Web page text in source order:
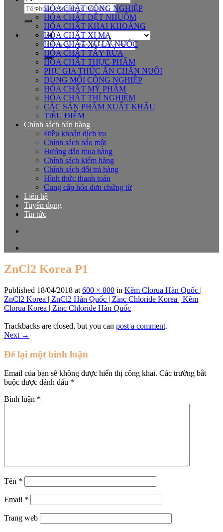
Tìm
kiếm:
Tìm
kiếm:
HÓA CHẤT CÔNG NGHIỆP
HÓA CHẤT DỆT NHUỘM
HÓA CHẤT KHAI KHOÁNG
HÓA CHẤT XI MẠ
HÓA CHẤT XỬ LÝ NƯỚC
HÓA CHẤT TẨY RỬA
HÓA CHẤT THỰC PHẨM
PHỤ GIA THỨC ĂN CHĂN NUÔI
DUNG MÔI CÔNG NGHIỆP
HÓA CHẤT MỸ PHẨM
HÓA CHẤT THÍ NGHIỆM
CÁC SẢN PHẨM XUẤT KHẨU
TIÊU ĐIỂM
Chính sách bán hàng
Điều khoản dịch vụ
Chính sách bảo mật
Hướng dẫn mua hàng
Chính sách kiểm hàng
Chính sách đổi trả hàng
Hình thức thanh toán
Cung cấp hóa đơn chứng từ
Liên hệ
Tuyển dụng
Tin tức
ZnCl2 Korea P1
Published 18/04/2018 at 600 × 800 in Kẽm Clorua Hàn Quốc |
ZnCl2 Korea | ZnCl2 Hàn Quốc | Zinc Chloride Korea | Kẽm
Clorua Korea | Zinc Chloride Hàn Quốc
Trackbacks are closed, but you can post a comment.
Next →
Để lại một bình luận
Email của bạn sẽ không được hiển thị công khai. Các trường bắt
buộc được đánh dấu *
Bình luận *
Tên *
Email *
Trang web